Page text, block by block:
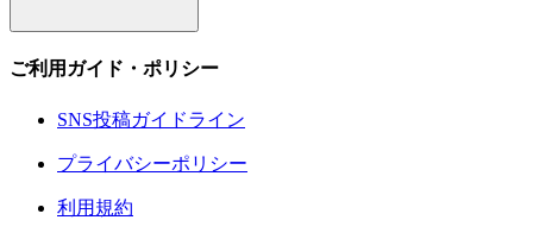
ご利用ガイド・ポリシー
SNS投稿ガイドライン
プライバシーポリシー
利用規約